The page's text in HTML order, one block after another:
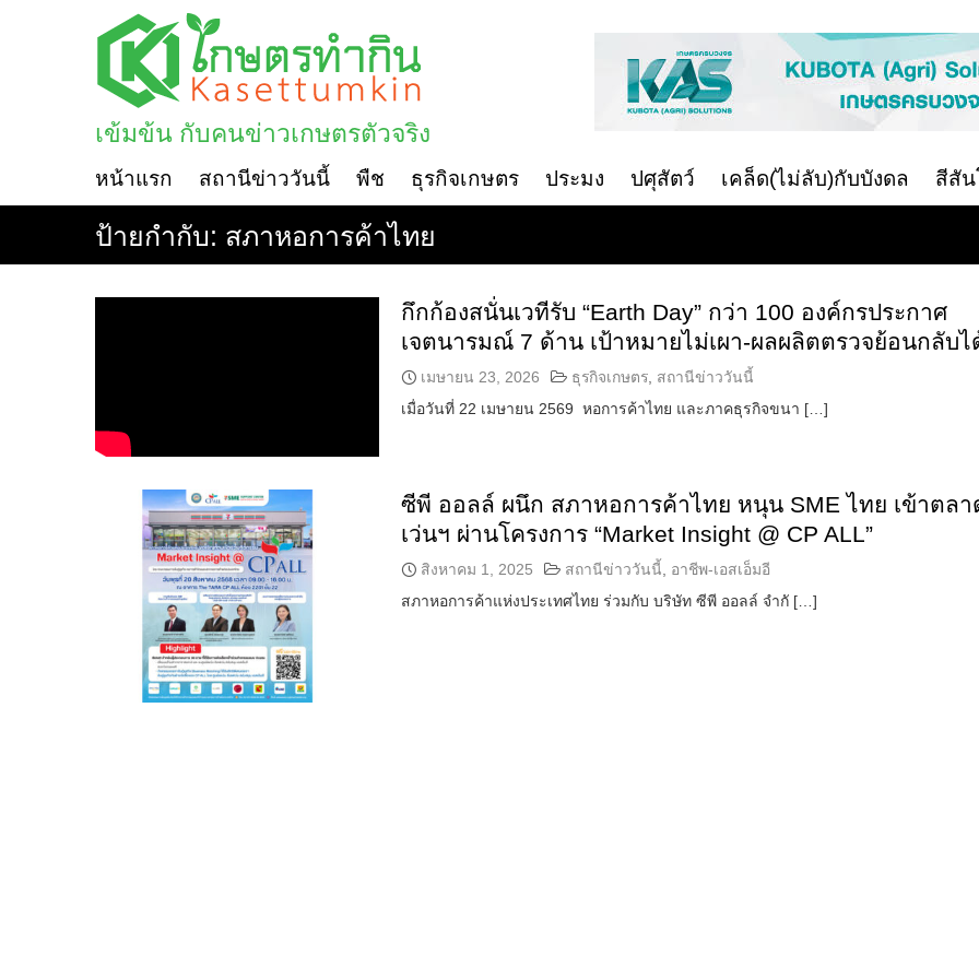
เข้มข้น กับคนข่าวเกษตรตัวจริง
หน้าแรก สถานีข่าววันนี้ พืช ธุรกิจเกษตร ประมง ปศุสัตว์ เคล็ด(ไม่ลับ)กับบังดล สีสัน
ป้ายกำกับ: สภาหอการค้าไทย
กึกก้องสนั่นเวทีรับ “Earth Day” กว่า 100 องค์กรประกาศ
เจตนารมณ์ 7 ด้าน เป้าหมายไม่เผา-ผลผลิตตรวจย้อนกลับไ
เมษายน 23, 2026 ธุรกิจเกษตร, สถานีข่าววันนี้
เมื่อวันที่ 22 เมษายน 2569 หอการค้าไทย และภาคธุรกิจขนา […]
ซีพี ออลล์ ผนึก สภาหอการค้าไทย หนุน SME ไทย เข้าตลา
เว่นฯ ผ่านโครงการ “Market Insight @ CP ALL”
สิงหาคม 1, 2025 สถานีข่าววันนี้
อาชีพ-เอสเอ็มอี
สภาหอการค้าแห่งประเทศไทย ร่วมกับ บริษัท ซีพี ออลล์ จำกั […]